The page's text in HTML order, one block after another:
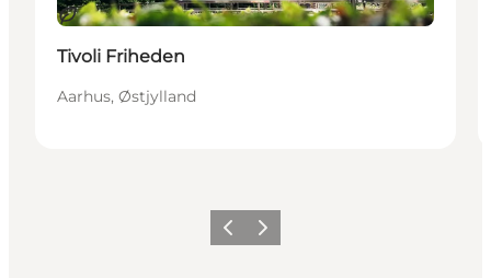
Bæredygtige oplevelser
Tivoli Friheden
Aarhus, Østjylland
ForrigeNæste